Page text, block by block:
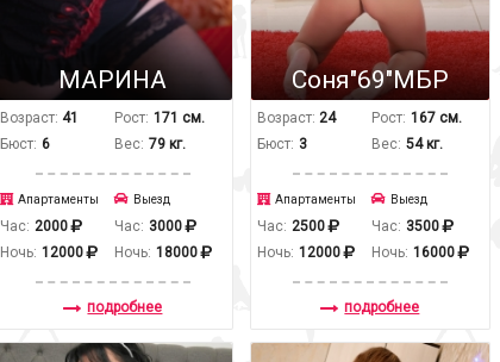
МАРИНА
Возраст: 41
Бюст: 6
Рост: 171 см.
Вес: 79 кг.
Апартаменты
Час: 2000
Ночь: 12000
Выезд
Час: 3000
Ночь: 18000
подробнее
Соня"69"МБР
Возраст: 24
Бюст: 3
Рост: 167 см.
Вес: 54 кг.
Апартаменты
Час: 2500
Ночь: 12000
Выезд
Час: 3500
Ночь: 16000
подробнее